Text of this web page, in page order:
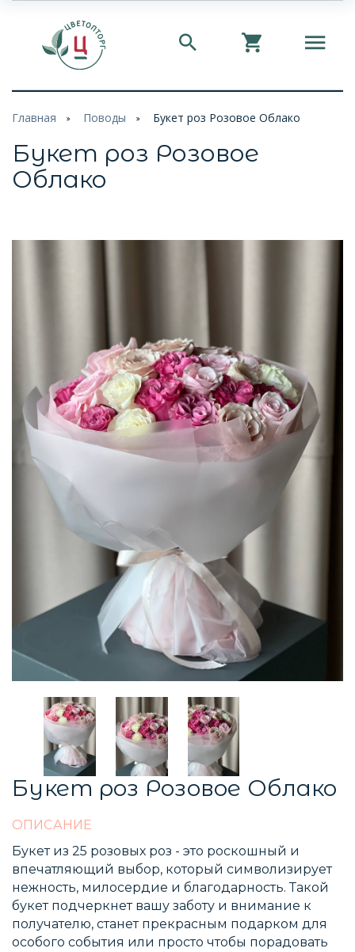
Главная Поводы Букет роз Розовое Облако
Букет роз Розовое
Облако
Букет роз Розовое Облако
ОПИСАНИЕ
Букет из 25 розовых роз - это роскошный и
впечатляющий выбор, который символизирует
нежность, милосердие и благодарность. Такой
букет подчеркнет вашу заботу и внимание к
получателю, станет прекрасным подарком для
особого события или просто чтобы порадовать